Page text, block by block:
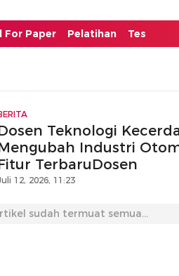
For Paper Pelatihan Tes
Teknologi
Industri
TerbaruDosen
12, 2026, 11:23
sudah termuat semua...